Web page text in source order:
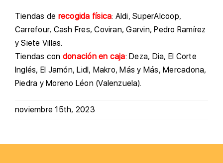
Tiendas de recogida física: Aldi, SuperAlcoop,
Carrefour, Cash Fres, Coviran, Garvin, Pedro Ramírez
y Siete Villas.
Tiendas con donación en caja: Deza, Dia, El Corte
Inglés, El Jamón, Lidl, Makro, Más y Más, Mercadona,
Piedra y Moreno Léon (Valenzuela).
noviembre 15th, 2023